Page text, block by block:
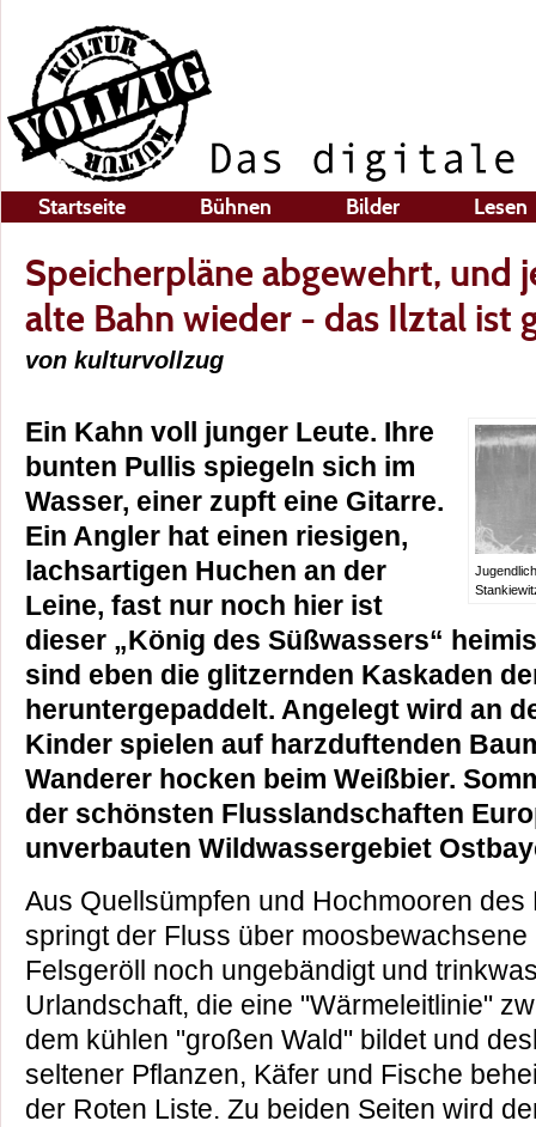
Startseite Bühnen Bilder Lesen
Speicherpläne abgewehrt, und
alte Bahn wieder - das Ilztal ist
von kulturvollzug
Ein Kahn voll junger Leute. Ihre
bunten Pullis spiegeln sich im
Wasser, einer zupft eine Gitarre.
Ein Angler hat einen riesigen,
lachsartigen Huchen an der
Leine, fast nur noch hier ist
dieser „König des Süßwassers“
sind eben die glitzernden Kaskaden
heruntergepaddelt. Angelegt wird an
Kinder spielen auf harzduftenden
Wanderer hocken beim Weißbier.
der schönsten Flusslandschaften
unverbauten Wildwassergebiet
Aus Quell­sümpfen und Hochmooren
springt der Fluss über
Felsgeröll noch ungebändigt und
Urlandschaft, die eine "Wärmeleitlinie"
dem kühlen "großen Wald" bildet und
seltener Pflanzen, Käfer und Fische
der Roten Liste. Zu beiden Seiten wird